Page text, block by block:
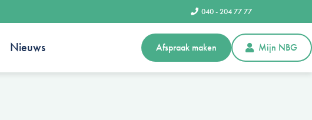
040 - 204 77 77
Nieuws Afspraak maken Mijn NBG